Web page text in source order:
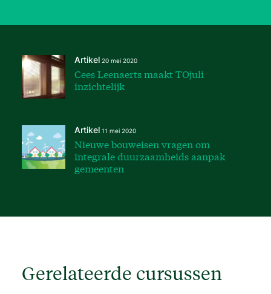
Cees Leenaerts maakt TOjuli
inzichtelijk
Artikel 20 mei 2020
Nieuwe bouweisen vragen om
integrale duurzaamheids­ aanpak
gemeenten
Artikel 11 mei 2020
Gerelateerde cursussen